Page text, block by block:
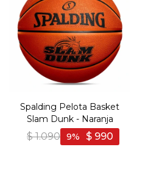
Spalding Pelota Basket
Slam Dunk - Naranja
$ 1.090 $ 990
9